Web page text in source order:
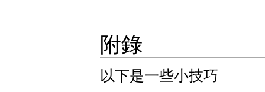
附錄
以下是一些小技巧